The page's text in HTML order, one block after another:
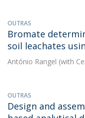
OUTRAS
Bromate
soil leachates
António Rangel (with
OUTRAS
Design and